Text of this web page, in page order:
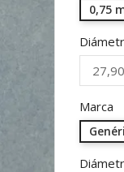
0,75
Marca